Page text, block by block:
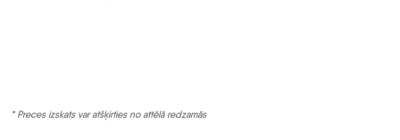
* Preces izskats var atšķirties no attēlā redzamās